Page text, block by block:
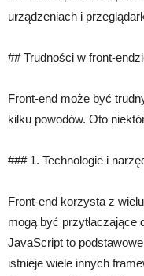
urządzeniach i
## Trudności w front-
Front-end może być
kilku powodów. Oto
### 1. Technologie i
Front-end korzysta z
mogą być
JavaScript to
istnieje wiele innych